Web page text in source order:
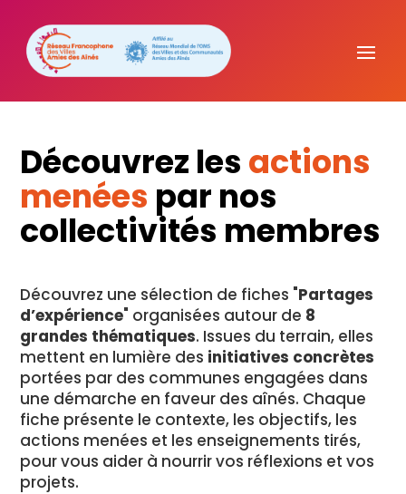
Découvrez les actions
menées par nos
collectivités membres
Découvrez une sélection de fiches "Partages
d’expérience" organisées autour de 8
grandes thématiques. Issues du terrain, elles
mettent en lumière des initiatives concrètes
portées par des communes engagées dans
une démarche en faveur des aînés. Chaque
fiche présente le contexte, les objectifs, les
actions menées et les enseignements tirés,
pour vous aider à nourrir vos réflexions et vos
projets.